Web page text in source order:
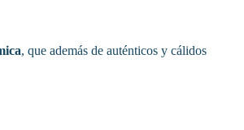
, que además de auténticos y cálidos